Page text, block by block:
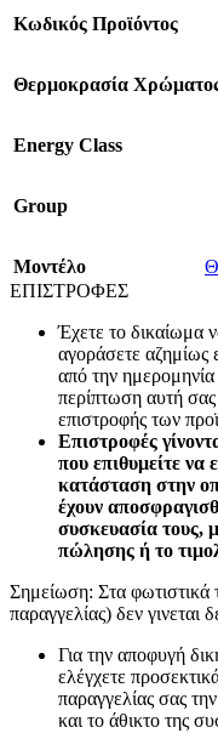
Κωδικός Προϊόντος
Θερμοκρασία
Energy Class
Group
Mοντέλο
ΕΠΙΣΤΡΟΦΕΣ
Έχετε το δικαίωμα
αγοράσετε αζημίως
από την
περίπτωση αυτή
επιστροφής των
Επιστροφές
που επιθυμείτε να
κατάσταση στην
έχουν
συσκευασία τους,
πώλησης ή το
Σημείωση: Στα φωτιστικά
παραγγελίας) δεν γινεται
Για την αποφυγή
ελέγχετε
παραγγελίας σας
και το άθικτο της